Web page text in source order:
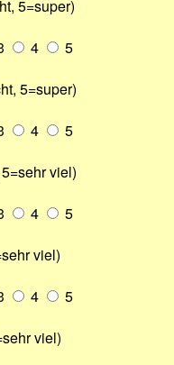
5=super)
4
5
5=super)
4
5
viel)
4
5
viel)
4
5
viel)